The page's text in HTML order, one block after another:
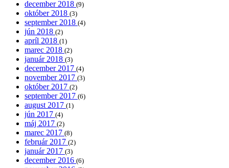
december 2018 (9)
október 2018 (3)
september 2018 (4)
jún 2018 (2)
apríl 2018 (1)
marec 2018 (2)
január 2018 (3)
december 2017 (4)
november 2017 (3)
október 2017 (2)
september 2017 (6)
august 2017 (1)
jún 2017 (4)
máj 2017 (2)
marec 2017 (8)
február 2017 (2)
január 2017 (3)
december 2016 (6)